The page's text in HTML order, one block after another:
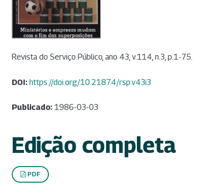
Revista do Serviço Público, ano 43, v.114, n.3, p.1-75.
DOI: https://doi.org/10.21874/rsp.v43i3
Publicado: 1986-03-03
Edição completa
PDF